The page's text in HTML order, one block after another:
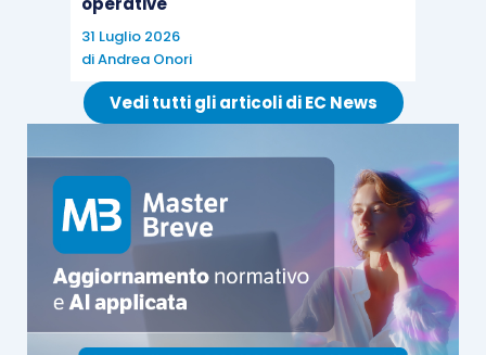
31 Luglio 2026
diAndrea Onori
Vedi tutti gli articoli di EC News